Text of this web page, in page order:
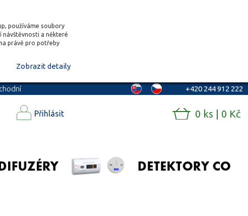
používáme soubory
návštěvnosti a některé
právě pro potřeby
Zobrazit detaily
+420 244 912 222
Přihlásit 0 ks | 0 Kč